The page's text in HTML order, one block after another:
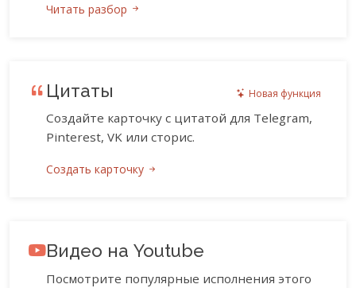
Читать разбор
Цитаты Новая функция
Создайте карточку с цитатой для Telegram,
Pinterest, VK или сторис.
Создать карточку
Видео на Youtube
Посмотрите популярные исполнения этого